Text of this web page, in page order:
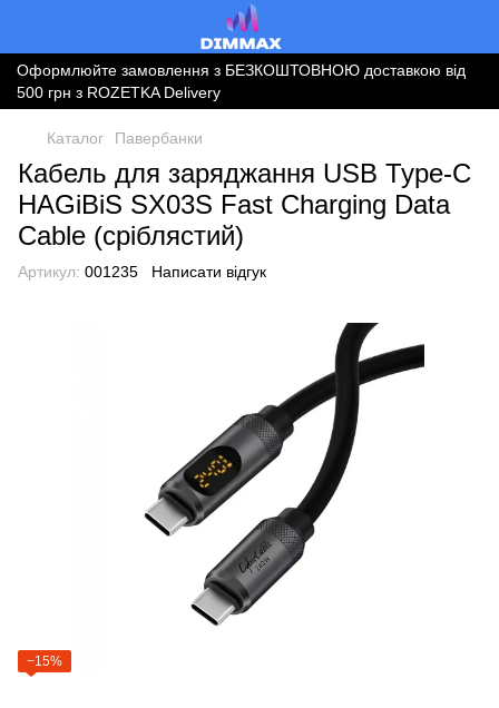
Оформлюйте замовлення з БЕЗКОШТОВНОЮ доставкою від
500 грн з ROZETKA Delivery
Каталог Павербанки
Кабель для заряджання USB Type-C
HAGiBiS SX03S Fast Charging Data
Cable (сріблястий)
Артикул: 001235 Написати відгук
−15%